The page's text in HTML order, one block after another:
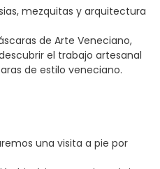
mezquitas y arquitectura
de Arte Veneciano,
el trabajo artesanal
de estilo veneciano.
una visita a pie por